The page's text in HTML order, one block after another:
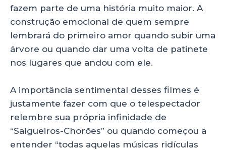
fazem parte de uma história muito maior. A
construção emocional de quem sempre
lembrará do primeiro amor quando subir uma
árvore ou quando dar uma volta de patinete
nos lugares que andou com ele.
A importância sentimental desses filmes é
justamente fazer com que o telespectador
relembre sua própria infinidade de
“Salgueiros-Chorões” ou quando começou a
entender “todas aquelas músicas ridículas